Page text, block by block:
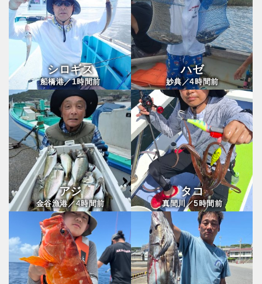
シロギス
船橋港／1時間前
ハゼ
妙典／4時間前
アジ
金谷漁港／4時間前
タコ
真間川／5時間前